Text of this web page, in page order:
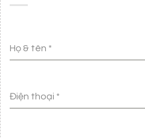
Họ & tên *
Điện thoại *